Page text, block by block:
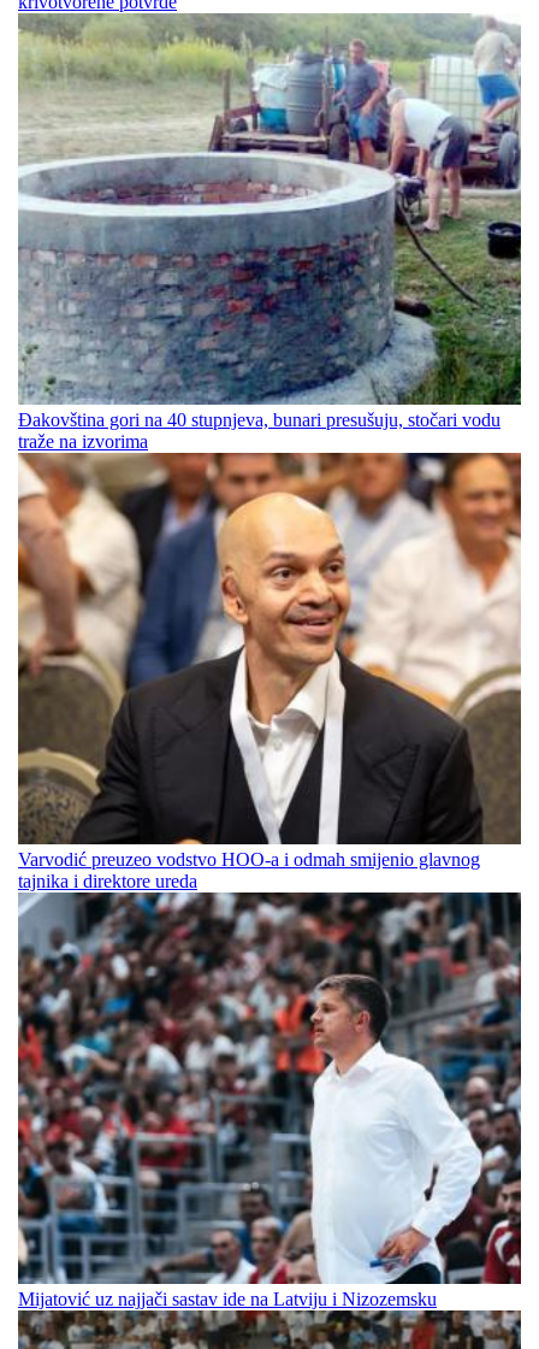
Đakovština gori na 40 stupnjeva, bunari presušuju, stočari vodu
traže na izvorima
Varvodić preuzeo vodstvo HOO-a i odmah smijenio glavnog
tajnika i direktore ureda
Mijatović uz najjači sastav ide na Latviju i Nizozemsku